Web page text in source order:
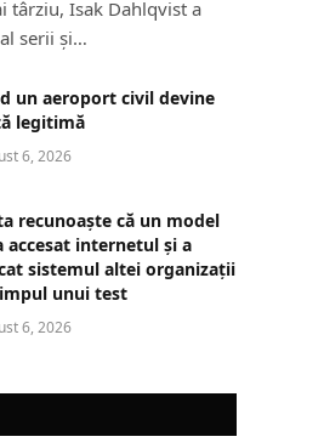
târziu, Isak Dahlqvist a
serii și…
un aeroport civil devine
legitimă
6, 2026
recunoaște că un model
accesat internetul și a
sistemul altei organizații
unui test
6, 2026